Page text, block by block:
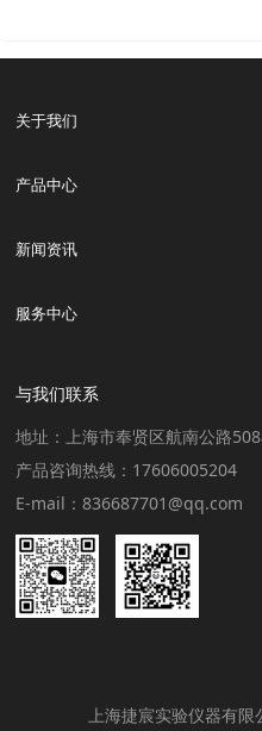
关于我们
产品中心
新闻资讯
服务中心
与我们联系
地址：上海市奉贤区航南公路
产品咨询热线：17606005204
E-mail：836687701@qq.com
上海捷宸实验仪器有